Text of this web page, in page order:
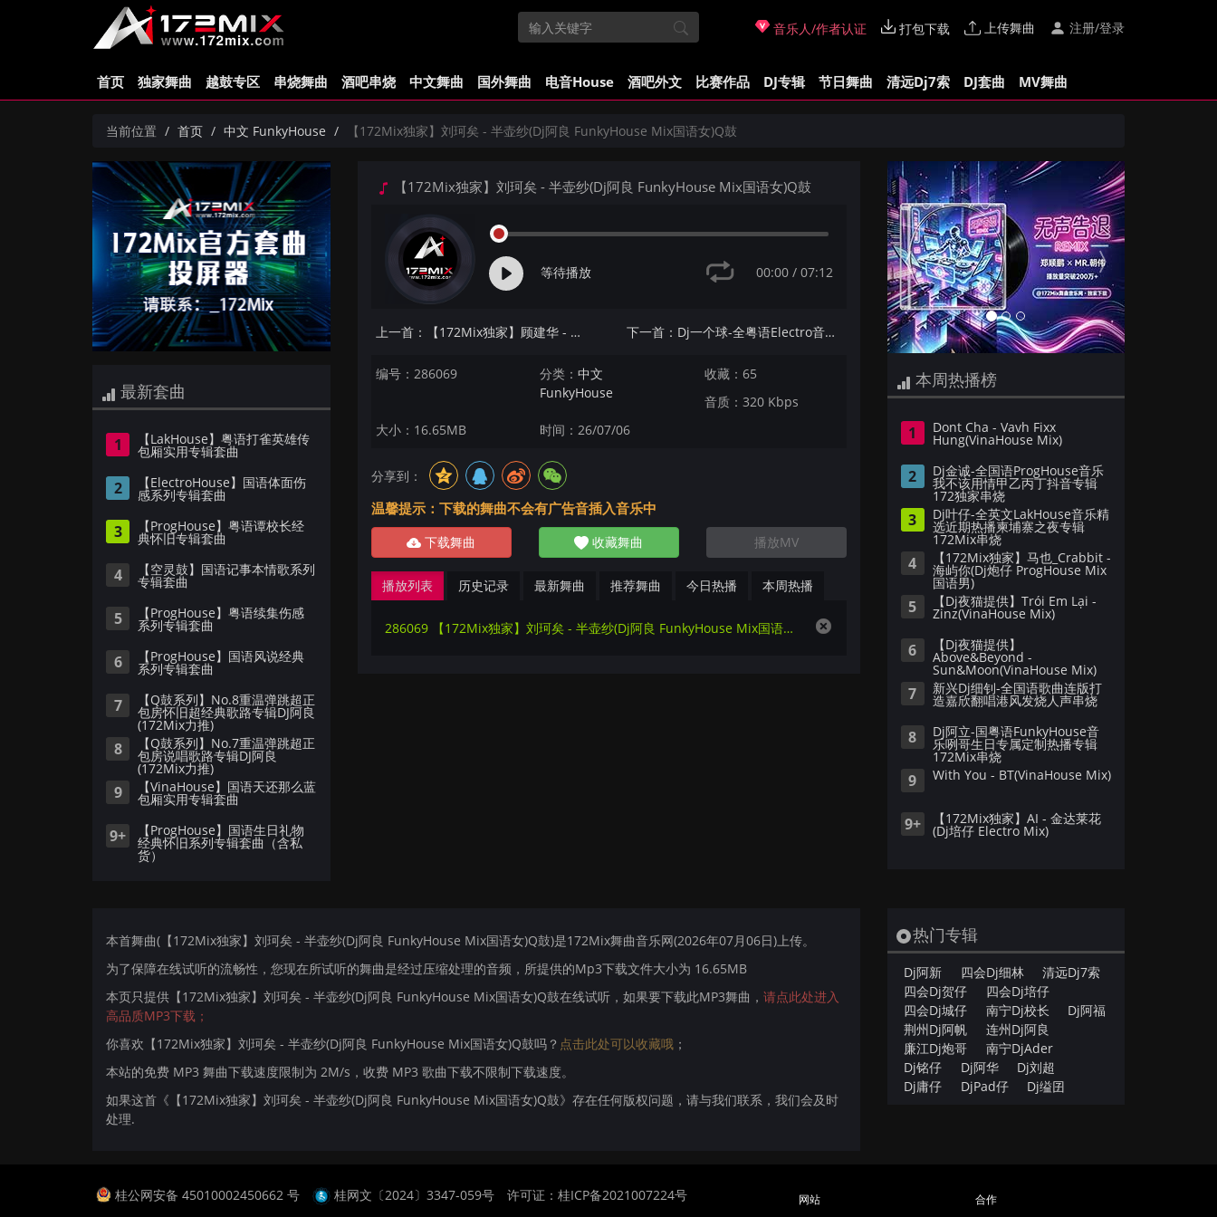
音乐人/作者认证 打包下载 上传舞曲 注册/登录
首页 独家舞曲 越鼓专区 串烧舞曲 酒吧串烧 中文舞曲 国外舞曲 电音House 酒吧外文 比赛作品 DJ专辑 节日舞曲 清远Dj7索 DJ套曲 MV舞曲
当前位置 首页 中文 FunkyHouse 【172Mix独家】刘珂矣 - 半壶纱(Dj阿良 FunkyHouse Mix国语女)Q鼓
最新套曲
1 【LakHouse】粤语打雀英雄传
包厢实用专辑套曲
2 【ElectroHouse】国语体面伤
感系列专辑套曲
3 【ProgHouse】粤语谭校长经
典怀旧专辑套曲
4 【空灵鼓】国语记事本情歌系列
专辑套曲
5 【ProgHouse】粤语续集伤感
系列专辑套曲
6 【ProgHouse】国语风说经典
系列专辑套曲
7 【Q鼓系列】No.8重温弹跳超正
包房怀旧超经典歌路专辑DJ阿良
(172Mix力推)
8 【Q鼓系列】No.7重温弹跳超正
包房说唱歌路专辑DJ阿良
(172Mix力推)
9 【VinaHouse】国语天还那么蓝
包厢实用专辑套曲
9+ 【ProgHouse】国语生日礼物
经典怀旧系列专辑套曲（含私
货）
【172Mix独家】刘珂矣 - 半壶纱(Dj阿良 FunkyHouse Mix国语女)Q鼓
等待播放 00:00 / 07:12
上一首：【172Mix独家】顾建华 - 爱你今生到永远(Dj阿良 FunkyHouse Mix国语男)Q鼓 下一首：Dj一个球-全粤语Electro音乐深深加减乘除经Vol.92专辑172Mix串烧
编号：286069 分类：中文
FunkyHouse
收藏：65
音质：320 Kbps
大小：16.65MB
时间：26/07/06
分享到：
温馨提示：下载的舞曲不会有广告音插入音乐中
下载舞曲 收藏舞曲 播放MV
播放列表 历史记录 最新舞曲 推荐舞曲 今日热播 本周热播
286069 【172Mix独家】刘珂矣 - 半壶纱(Dj阿良 FunkyHouse Mix国语女)Q鼓
Previous Next
本周热播榜
1 Dont Cha - Vavh Fixx
Hung(VinaHouse Mix)
2 Dj金诚-全国语ProgHouse音乐
我不该用情甲乙丙丁抖音专辑
172独家串烧
3 Dj叶仔-全英文LakHouse音乐精
选近期热播柬埔寨之夜专辑
172Mix串烧
4 【172Mix独家】马也_Crabbit -
海屿你(Dj炮仔 ProgHouse Mix
国语男)
5 【Dj夜猫提供】Trói Em Lại -
Zinz(VinaHouse Mix)
6 【Dj夜猫提供】
Above&Beyond -
Sun&Moon(VinaHouse Mix)
7 新兴Dj细钊-全国语歌曲连版打
造嘉欣翻唱港风发烧人声串烧
8 Dj阿立-国粤语FunkyHouse音
乐咧哥生日专属定制热播专辑
172Mix串烧
9 With You - BT(VinaHouse Mix)
9+ 【172Mix独家】AI - 金达莱花
(Dj培仔 Electro Mix)
本首舞曲(【172Mix独家】刘珂矣 - 半壶纱(Dj阿良 FunkyHouse Mix国语女)Q鼓)是172Mix舞曲音乐网(2026年07月06日)上传。
为了保障在线试听的流畅性，您现在所试听的舞曲是经过压缩处理的音频，所提供的Mp3下载文件大小为 16.65MB
本页只提供【172Mix独家】刘珂矣 - 半壶纱(Dj阿良 FunkyHouse Mix国语女)Q鼓在线试听，如果要下载此MP3舞曲， 请点此处进入
高品质MP3下载；
你喜欢【172Mix独家】刘珂矣 - 半壶纱(Dj阿良 FunkyHouse Mix国语女)Q鼓吗？ 点击此处可以收藏哦 ；
本站的免费 MP3 舞曲下载速度限制为 2M/s，收费 MP3 歌曲下载不限制下载速度。
如果这首《【172Mix独家】刘珂矣 - 半壶纱(Dj阿良 FunkyHouse Mix国语女)Q鼓》存在任何版权问题，请与我们联系，我们会及时
处理.
热门专辑
Dj阿新 四会Dj细林
清远Dj7索
四会Dj贺仔
四会Dj培仔
四会Dj城仔
南宁Dj校长
Dj阿福
荆州Dj阿帆
连州Dj阿良
廉江Dj炮哥
南宁DjAder
Dj铭仔
Dj阿华
Dj刘超
Dj庸仔
DjPad仔 Dj缢囝
桂公网安备 45010002450662 号 桂网文〔2024〕3347-059号
许可证：桂ICP备2021007224号
网站 合作